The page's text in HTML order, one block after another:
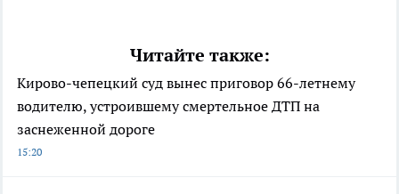
Читайте также:
Кирово-чепецкий суд вынес приговор 66-летнему
водителю, устроившему смертельное ДТП на
заснеженной дороге
15:20